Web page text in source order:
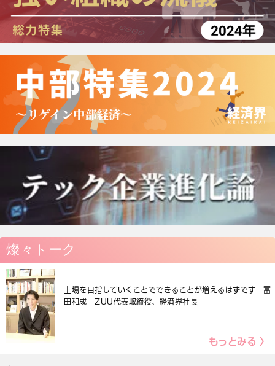
燦々トーク
上場を目指していくことでできることが増えるはずです 冨
田和成 ZUU代表取締役、経済界社長
もっとみる 〉